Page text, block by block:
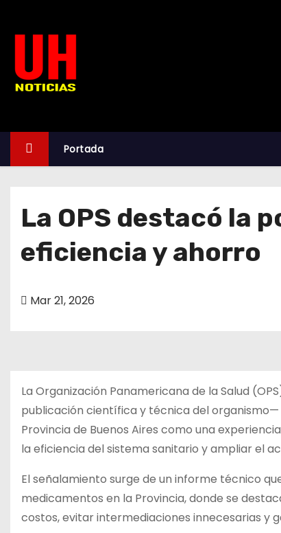
n
Portada
La OPS destacó la
eficiencia y ahorro
Mar 21, 2026
La Organización Panamericana de la Salud
publicación científica y técnica del
Provincia de Buenos Aires como una
la eficiencia del sistema sanitario y ampliar el
El señalamiento surge de un informe técnico
medicamentos en la Provincia, donde se
costos, evitar intermediaciones innecesarias y